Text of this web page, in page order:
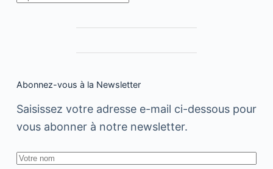
Abonnez-vous à la Newsletter
Saisissez votre adresse e-mail ci-dessous pour
vous abonner à notre newsletter.